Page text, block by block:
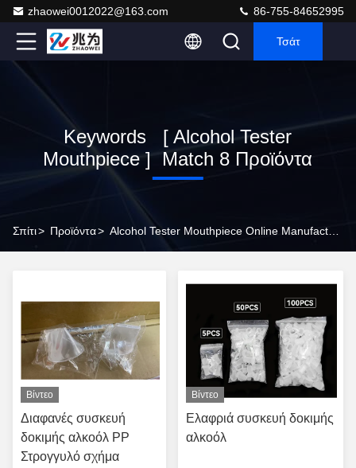
zhaowei0012022@163.com 86-755-84652995
Τσάτ
Keywords [ Alcohol Tester
Mouthpiece ] Match 8 Προϊόντα
Σπίτι> Προϊόντα>
Βίντεο
Διαφανές συσκευή
δοκιμής αλκοόλ PP
Στρογγυλό σχήμα
Βίντεο
Ελαφριά συσκευή δοκιμής
αλκοόλ